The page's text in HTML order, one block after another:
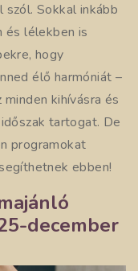
Sokkal inkább
és lélekben is
hogy
élő harmóniát –
kihívásra és
tartogat. De
programokat
ebben!
december